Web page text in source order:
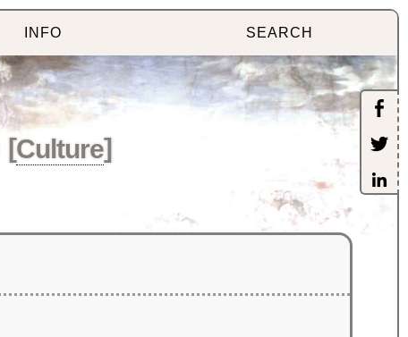
INFO SEARCH
[Culture]